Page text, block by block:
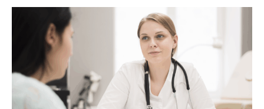
Nic není tak důležité, jako vaše zdraví.